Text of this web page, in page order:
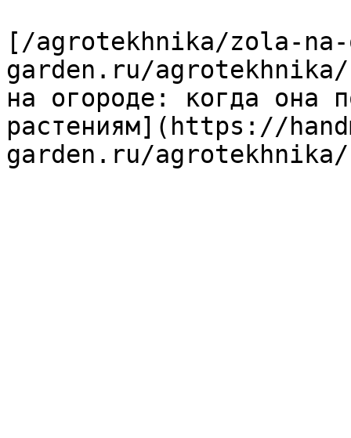
[/agrotekhnika/zola-
garden.ru/
на огороде: когда она
растениям](https://